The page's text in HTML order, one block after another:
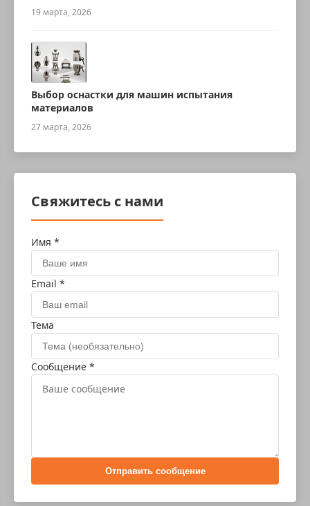
19 марта, 2026
Выбор оснастки для машин испытания
материалов
27 марта, 2026
Свяжитесь с нами
Имя *
Email *
Тема
Сообщение *
Отправить сообщение